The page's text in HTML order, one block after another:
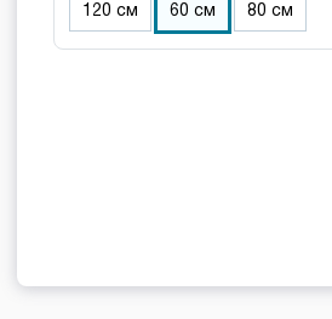
120 см 60 см 80 см